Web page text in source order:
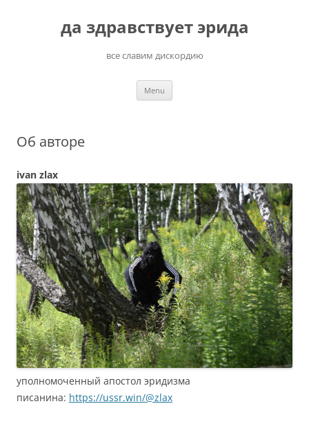
да здравствует эрида
все славим дискордию
Menu
Об авторе
ivan zlax
уполномоченный апостол эридизма
писанина: https://ussr.win/@zlax